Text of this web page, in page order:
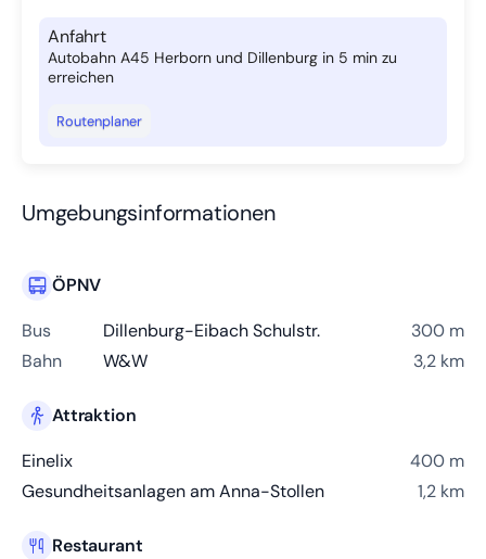
Anfahrt
Autobahn A45 Herborn und Dillenburg in 5 min zu
erreichen
Routenplaner
Umgebungsinformationen
ÖPNV
Bus
Dillenburg-Eibach Schulstr.
300 m
Bahn
W&W 3,2 km
Attraktion
Einelix
400 m
Gesundheitsanlagen am Anna-Stollen
1,2 km
Restaurant